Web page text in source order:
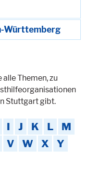
Württemberg
alle Themen, zu
Stuttgart gibt.
I J K L
M
V W X
Y